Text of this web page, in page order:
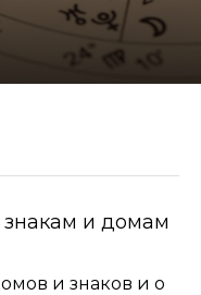
и домам
и знаков и о